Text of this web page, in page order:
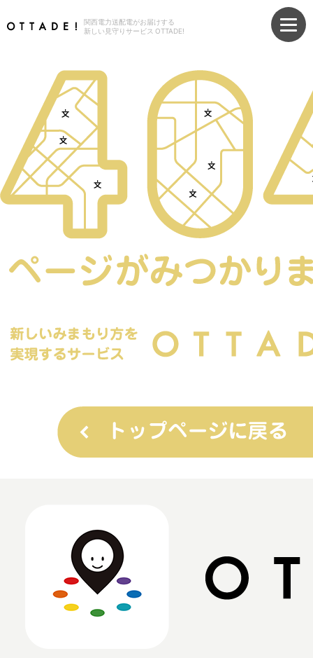
関西電力送配電がお届けする
新しい見守りサービス OTTADE!